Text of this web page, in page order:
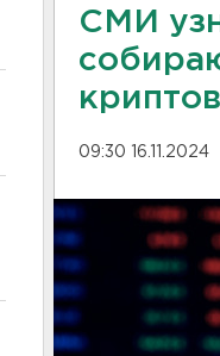
СМИ
09:30 16.11.2024